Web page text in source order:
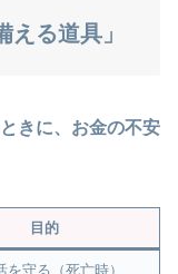
る道具」
ときに、お金の不安
目的
を守る（死亡時）